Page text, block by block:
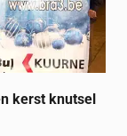
kerst knutsel